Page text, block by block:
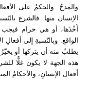
والمدحُ. والحكمُ على
الإنسان منها. فالشرع
أَخْذَها، أو هي حرام
الواقع. وبالنّسبةِ إلى
يطلبُ منه أن يتركها أو
هذه الجهة لا يكون غلًّا
أفعال الإنسانِ، والأحكامُ